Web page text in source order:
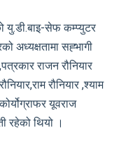
यु.डी.बाइ-सेफ कम्प्युटर
अध्यक्षतामा सह्भागी
राजन रौनियार
रौनियार ,श्याम
यूवराज
रहेको थियो ।